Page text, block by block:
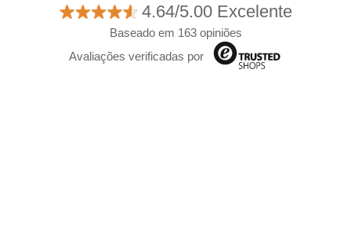
4.64/5.00 Excelente
Baseado em 163 opiniões
Avaliações verificadas por